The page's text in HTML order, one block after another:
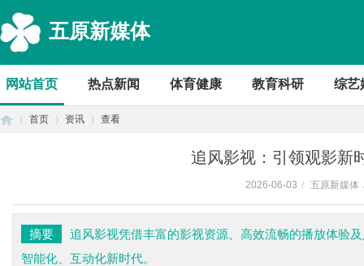
五原新媒体
网站首页 热点新闻 体育健康 教育科研 综艺
首页 资讯 查看
追风影视：引领观影新
2026-06-03 / 五原新媒体
摘要
追风影视凭借丰富的影视资源、高效流畅的播放体验
智能化、互动化新时代。